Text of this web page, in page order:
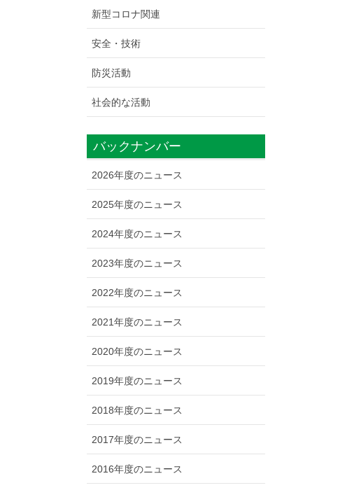
新型コロナ関連
安全・技術
防災活動
社会的な活動
バックナンバー
2026年度のニュース
2025年度のニュース
2024年度のニュース
2023年度のニュース
2022年度のニュース
2021年度のニュース
2020年度のニュース
2019年度のニュース
2018年度のニュース
2017年度のニュース
2016年度のニュース